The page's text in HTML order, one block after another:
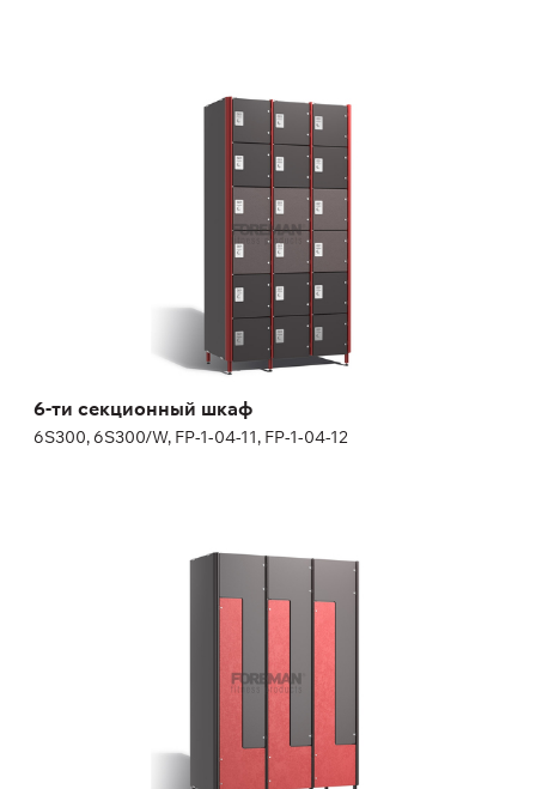
6-ти секционный шкаф
6S300, 6S300/W, FP-1-04-11, FP-1-04-12
6-ти секционный шкаф
6S300, 6S300/W, FP-1-04-11, FP-1-04-12
side panel matching the door color
lock (a few models for your choice), number plate is included
180 (+20) см
30 см
2Z400, 2Z400/W, 2Z400B, 2Z400B/W, FP-1-04-13
180 (+20) см